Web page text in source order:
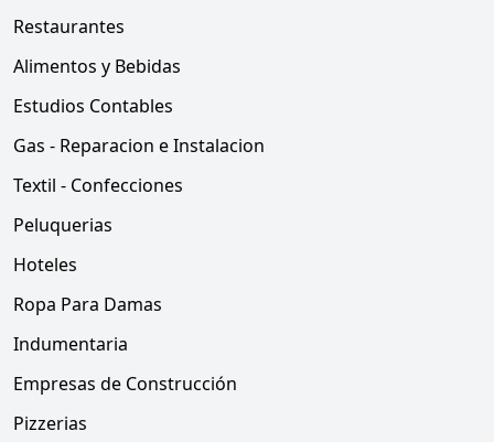
Restaurantes
Alimentos y Bebidas
Estudios Contables
Gas - Reparacion e Instalacion
Textil - Confecciones
Peluquerias
Hoteles
Ropa Para Damas
Indumentaria
Empresas de Construcción
Pizzerias